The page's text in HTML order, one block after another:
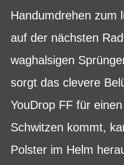
Handumdrehen zum
auf der nächsten
waghalsigen
sorgt das clevere
YouDrop FF für
Schwitzen kommt,
Polster im Helm